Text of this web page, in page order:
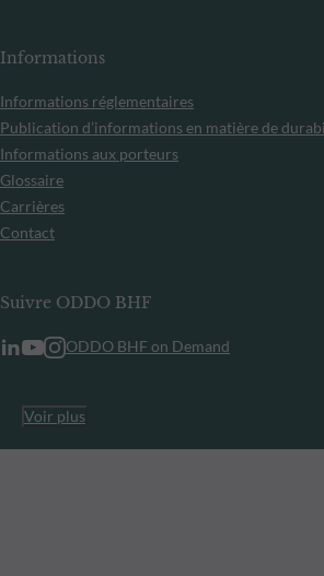
Informations
Informations réglementaires
Publication d’informations en matière de
Informations aux porteurs
Glossaire
Carrières
Contact
Suivre ODDO BHF
ODDO BHF on Demand
Voir plus